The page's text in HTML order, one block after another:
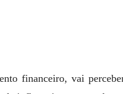
financeiro, vai